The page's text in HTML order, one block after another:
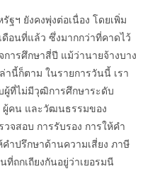
ฐฯ ยังคงพุ่งต่อเนื่อง โดยเพิ่ม
อนที่แล้ว ซึ่งมากกว่าที่คาดไว้
ารศึกษาสี่ปี แม้ว่านายจ้างบาง
านี้ก็ตาม ในรายการวันนี้ เรา
ผู้ที่ไม่มีวุฒิการศึกษาระดับ
ผู้คน และวัฒนธรรมของ
จสอบ การรับรอง การให้คำ
ำปรึกษาด้านความเสี่ยง ภาษี
ที่ถกเถียงกันอยู่ว่าเยอรมนี